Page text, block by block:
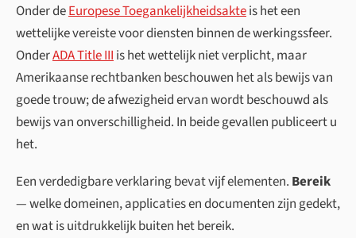
Onder deEuropese Toegankelijkheidsakteis het een
wettelijke vereiste voor diensten binnen de werkingssfeer.
OnderADA Title IIIis het wettelijk niet verplicht, maar
Amerikaanse rechtbanken beschouwen het als bewijs van
goede trouw; de afwezigheid ervan wordt beschouwd als
bewijs van onverschilligheid. In beide gevallen publiceert u
het.
Een verdedigbare verklaring bevat vijf elementen. Bereik
— welke domeinen, applicaties en documenten zijn gedekt,
en wat is uitdrukkelijk buiten het bereik.